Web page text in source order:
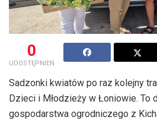
0
UDOSTĘPNIEŃ
Sadzonki kwiatów po raz kolejny
Dzieci i Młodzieży w Łoniowie. To
gospodarstwa ogrodniczego z